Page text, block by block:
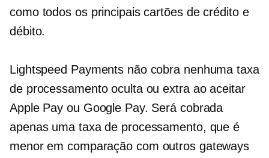
como todos os principais cartões de crédito e
débito.
Lightspeed Payments não cobra nenhuma taxa
de processamento oculta ou extra ao aceitar
Apple Pay ou Google Pay. Será cobrada
apenas uma taxa de processamento, que é
menor em comparação com outros gateways